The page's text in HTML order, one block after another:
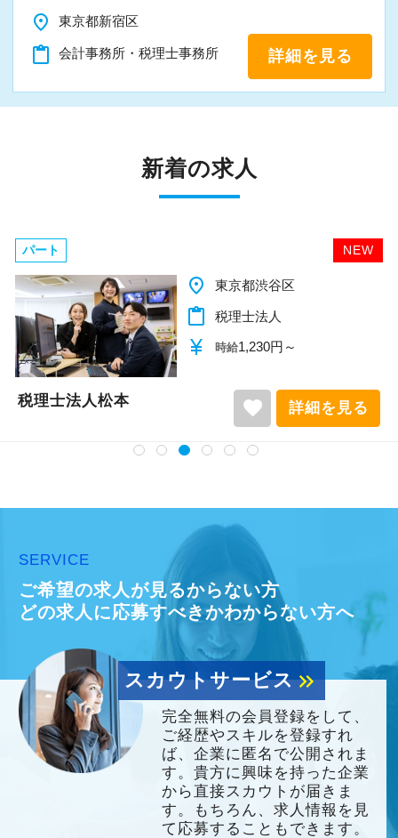
いになります！
はじめての仕事には不安もあるかもしれません
が、当社は同じ目標をもったインターンの数も
待ちしています！
place
東京都新宿区
content_paste 会計事務所・税理士事務所 詳細を見る
新着の求人
NEW
を見る
place
content_paste
currency_yen
税理士法人松本 favorite
SERVICE
ご希望の求人が見るからない方
どの求人に応募すべきかわからない方へ
スカウトサービスkeyboard_double_arrow_right
完全無料の会員登録をして、
ご経歴やスキルを登録すれ
ば、企業に匿名で公開されま
す。貴方に興味を持った企業
から直接スカウトが届きま
す。もちろん、求人情報を見
て応募することもできます。